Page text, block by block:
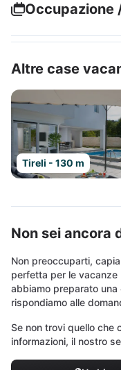
Occupazione
Altre case
Tireli - 130 m
Non sei ancora
Non preoccuparti,
perfetta per le vacanze
abbiamo preparato una
rispondiamo alle
Se non trovi quello che
informazioni, il nostro